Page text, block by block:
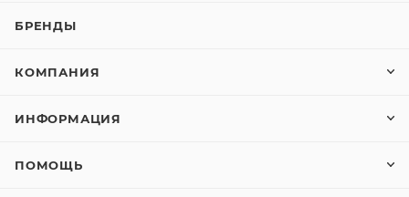
БРЕНДЫ
КОМПАНИЯ
ИНФОРМАЦИЯ
ПОМОЩЬ